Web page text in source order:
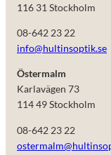
116 31 Stockholm
08-642 23 22
info@hultinsoptik.se
Östermalm
Karlavägen 73
114 49 Stockholm
08-642 23 22